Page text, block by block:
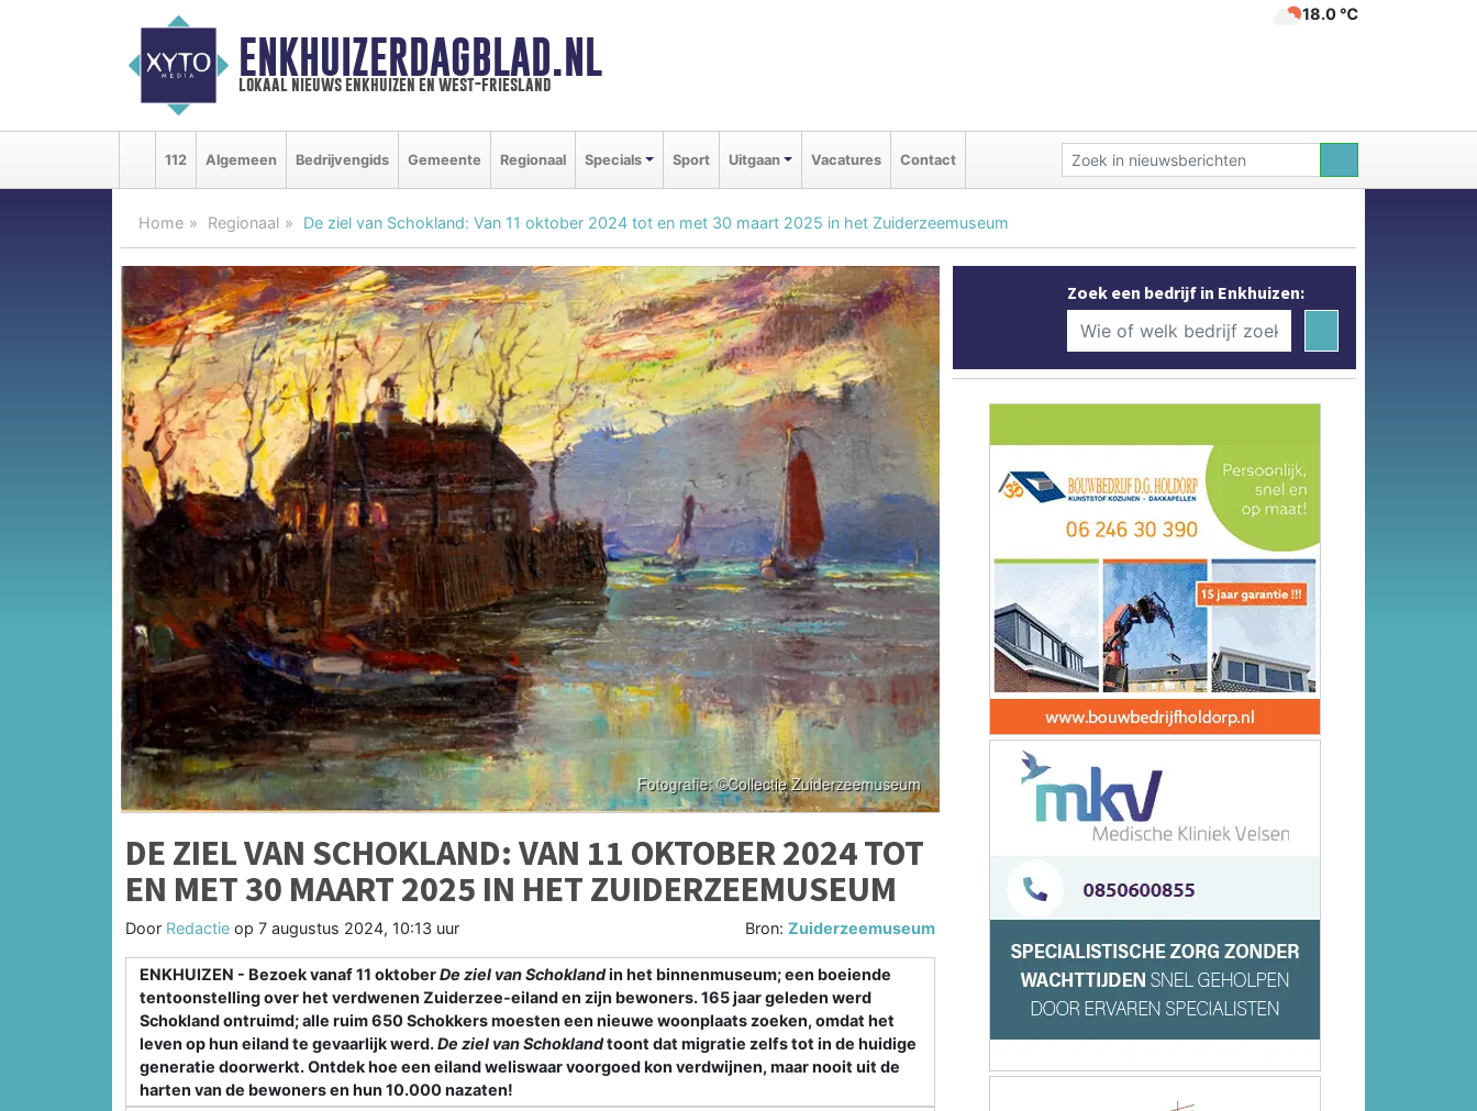
ENKHUIZERDAGBLAD.NL
lokaal nieuws enkhuizen en west-friesland
18.0 ℃
112 Algemeen Bedrijvengids Gemeente Regionaal Specials Sport Uitgaan Vacatures Contact
Home Regionaal De ziel van Schokland: Van 11 oktober 2024 tot en met 30 maart 2025 in het Zuiderzeemuseum
DE ZIEL VAN SCHOKLAND: VAN 11 OKTOBER 2024 TOT
EN MET 30 MAART 2025 IN HET ZUIDERZEEMUSEUM
Door Redactie op 7 augustus 2024, 10:13 uur Bron:Zuiderzeemuseum
ENKHUIZEN - Bezoek vanaf 11 oktoberDe ziel van Schoklandin het binnenmuseum; een boeiende
tentoonstelling over het verdwenen Zuiderzee-eiland en zijn bewoners. 165 jaar geleden werd
Schokland ontruimd; alle ruim 650 Schokkers moesten een nieuwe woonplaats zoeken, omdat het
leven op hun eiland te gevaarlijk werd.De ziel van Schoklandtoont dat migratie zelfs tot in de huidige
generatie doorwerkt. Ontdek hoe een eiland weliswaar voorgoed kon verdwijnen, maar nooit uit de
harten van de bewoners en hun 10.000 nazaten!
Zoek een bedrijf in Enkhuizen: